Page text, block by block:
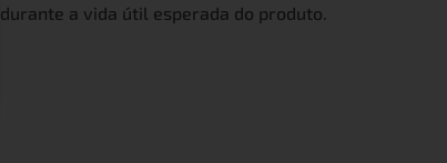
durante a vida útil esperada do produto.